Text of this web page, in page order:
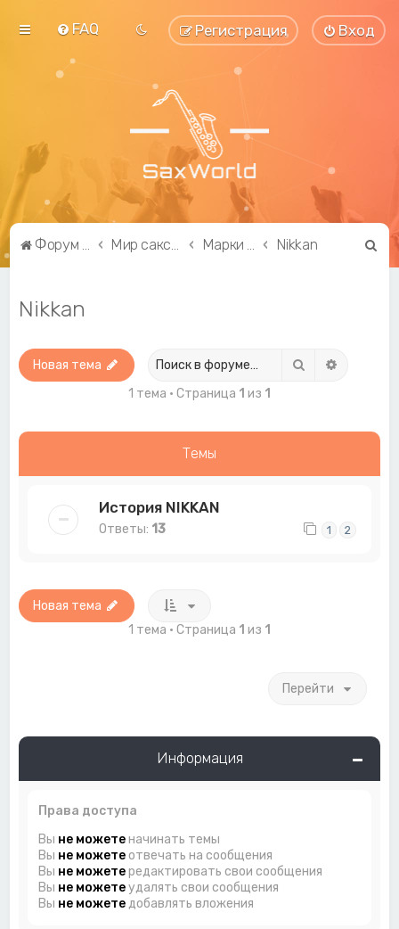
FAQ Вход
Регистрация
Форум саксофонистов SaxWorld.org Мир саксофона Марки саксофонов Nikkan
Nikkan
Новая тема Поиск
1 тема • Страница 1 из 1
Темы
История NIKKAN
Ответы: 13 1 2
Новая тема
1 тема • Страница 1 из 1
Перейти
Информация
Права доступа
Вы не можетеначинать темы
Вы не можетеотвечать на сообщения
Вы не можетередактировать свои сообщения
Вы не можетеудалять свои сообщения
Вы не можетедобавлять вложения